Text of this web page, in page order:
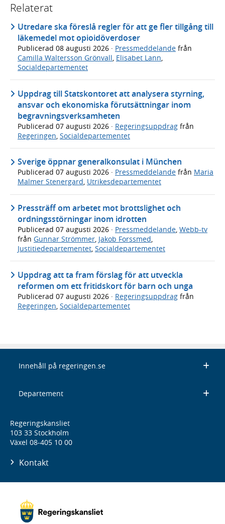
Relaterat
Utredare ska föreslå regler för att ge fler tillgång till
läkemedel mot opioidöverdoser
Publicerad 08 augusti 2026 · Pressmeddelande från
Camilla Waltersson Grönvall, Elisabet Lann,
Socialdepartementet
Uppdrag till Statskontoret att analysera styrning,
ansvar och ekonomiska förutsättningar inom
begravningsverksamheten
Publicerad 07 augusti 2026 · Regeringsuppdrag från
Regeringen Socialdepartementet
Sverige öppnar generalkonsulat i München
Publicerad 07 augusti 2026 · Pressmeddelande från Maria
Malmer Stenergard, Utrikesdepartementet
Pressträff om arbetet mot brottslighet och
ordningsstörningar inom idrotten
Publicerad 07 augusti 2026 · Pressmeddelande, Webb-tv
från Gunnar Strömmer, Jakob Forssmed,
Justitiedepartementet, Socialdepartementet
Uppdrag att ta fram förslag för att utveckla
reformen om ett fritidskort för barn och unga
Publicerad 07 augusti 2026 · Regeringsuppdrag från
Regeringen Socialdepartementet
Innehåll på regeringen.se
Departement
Regeringskansliet
103 33 Stockholm
Växel 08-405 10 00
Kontakt